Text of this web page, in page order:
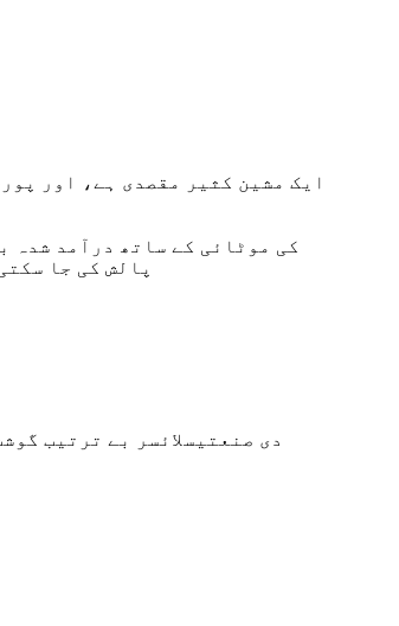
پالش کی جا
دی صنعتیسلائسر بے ترتیب